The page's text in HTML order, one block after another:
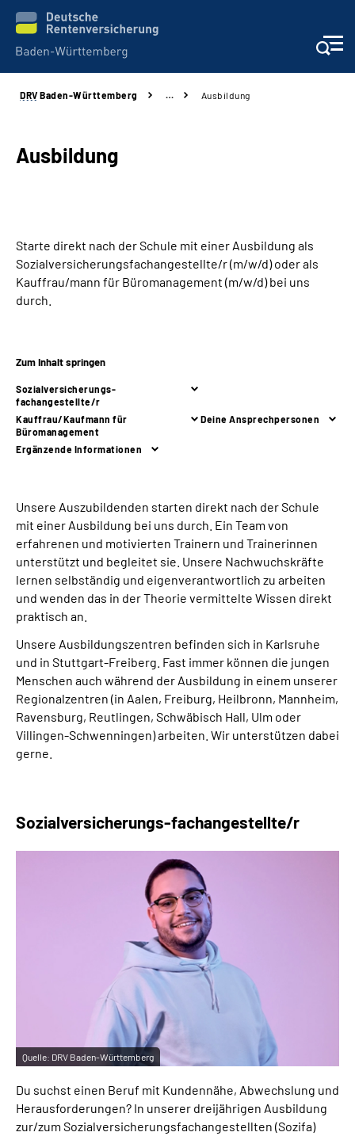
Beratung und Kontakt
Kunden
Presse
Inhalte in Gebärdensprache (DGS)
Leichte Sprache
Suche
Mein Kundenportal
DRV Baden-Württemberg … Ausbildung
Ausbildung
Starte direkt nach der Schule mit einer Ausbildung als
Sozialversicherungsfachangestellte/r (m/w/d) oder als
Kauffrau/mann für Büromanagement (m/w/d) bei uns
durch.
Zum Inhalt springen
Sozialversicherungs-
fachangestellte/r
Kauffrau/Kaufmann für
Büromanagement
Deine Ansprechpersonen
Ergänzende Informationen
Unsere Auszubildenden starten direkt nach der Schule
mit einer Ausbildung bei uns durch. Ein Team von
erfahrenen und motivierten Trainern und Trainerinnen
unterstützt und begleitet sie. Unsere Nachwuchskräfte
lernen selbständig und eigenverantwortlich zu arbeiten
und wenden das in der Theorie vermittelte Wissen direkt
praktisch an.
Unsere Ausbildungszentren befinden sich in Karlsruhe
und in Stuttgart-Freiberg. Fast immer können die jungen
Menschen auch während der Ausbildung in einem unserer
Regionalzentren (in Aalen, Freiburg, Heilbronn, Mannheim,
Ravensburg, Reutlingen, Schwäbisch Hall, Ulm oder
Villingen-Schwenningen) arbeiten. Wir unterstützen dabei
gerne.
Sozialversicherungs-fachangestellte/r
Quelle: DRV Baden-Württemberg
Du suchst einen Beruf mit Kundennähe, Abwechslung und
Herausforderungen? In unserer dreijährigen Ausbildung
zur/zum Sozialversicherungsfachangestellten (Sozifa)